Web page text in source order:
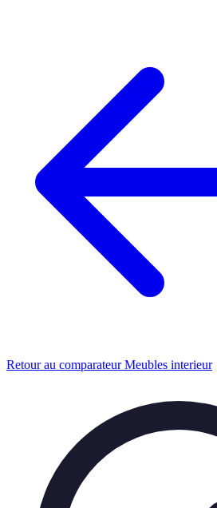
Retour au comparateur Meubles interieur